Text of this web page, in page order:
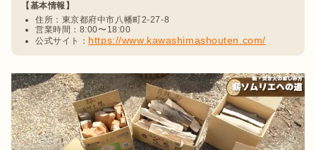
【基本情報】
住所：東京都府中市八幡町2-27-8
営業時間：8:00〜18:00
公式サイト： https://www.kawashimashouten.com/